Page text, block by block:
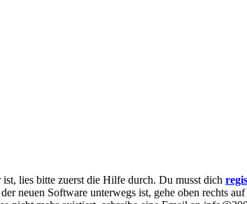
lies bitte zuerst die Hilfe durch. Du musst dich
neuen Software unterwegs ist, gehe oben rechts